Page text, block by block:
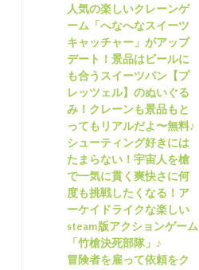
人気の楽しいクレーンゲ
ーム「へなへなスイーツ
キャッチャー」がアップ
デート！景品はビールに
も合うスイーツパン【プ
レッツェル】のぬいぐる
み！クレーンも景品もと
ってもリアルだよ〜無料♪
シューティング好きには
たまらない！宇宙人を槍
で一気に貫く爽快さに何
度も挑戦したくなる！ア
ーケイドライクな楽しい
steam版アクションゲーム
「竹槍決死部隊」♪
冒険者を雇って依頼をク